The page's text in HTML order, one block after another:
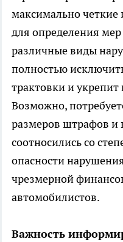
максимально
для определения мер
различные виды
полностью
трактовки и
Возможно,
размеров штрафов и
соотносились со
опасности
чрезмерной
автомобилистов.
Важность